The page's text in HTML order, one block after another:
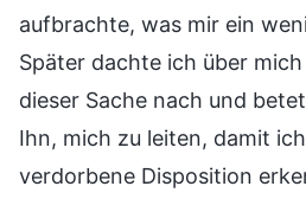
aufbrachte, was mir ein
Später dachte ich über
dieser Sache nach und
Ihn, mich zu leiten, damit
verdorbene Disposition